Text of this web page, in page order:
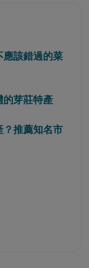
該錯過的菜
的芽莊特產
推薦知名市